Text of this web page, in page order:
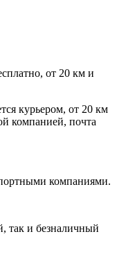
от 20 км и
курьером, от 20 км
компанией, почта
компаниями.
так и безналичный